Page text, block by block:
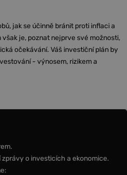
jak se účinně bránit proti inflaci a
je, poznat nejprve své možnosti,
očekávání. Váš investiční plán by
- výnosem, rizikem a
o investicích a ekonomice.